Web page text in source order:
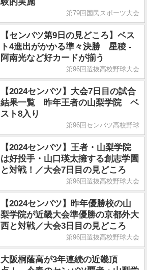
第79回国民スポーツ大会
【センバツ第9日の見どころ】ベス
ト4進出がかかる準々決勝 星稜 -
阿南光など好カードが揃う
第96回選抜高校野球大会
【2024センバツ】大会7日目の試合
結果一覧 昨年王者の山梨学院 ベ
スト8入り
第96回センバツ高校野球
【2024センバツ】王者・山梨学院
は好投手・山口瑛太擁する創志学園
と対戦！／大会7日目の見どころ
第96回選抜高校野球大会
【2024センバツ】昨年優勝校の山
梨学院が近畿大会準優勝の京都外大
西と対戦／大会3日目の見どころ
第96回選抜高校野球大会
大阪桐蔭高が3年連続の近畿頂